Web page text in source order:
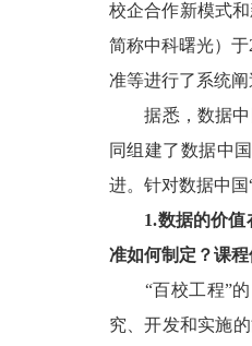
校企合作新模式
简称中科曙光）
准等进行了系统
据悉，数据中国
同组建了数据中
进。针对数据中
1.数据的价
准如何制定？课
“百校工程”的
究、开发和实施